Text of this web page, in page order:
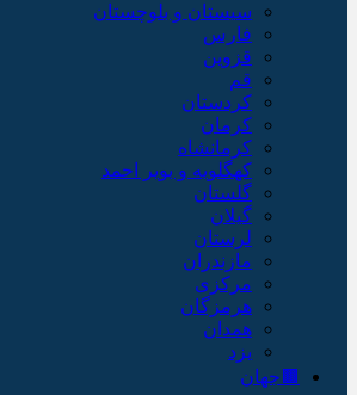
سیستان و بلوچستان
فارس
قزوین
قم
کردستان
کرمان
کرمانشاه
کهگلویه و بویر احمد
گلستان
گیلان
لرستان
مازندران
مرکزی
هرمزگان
همدان
یزد
🟫جهان